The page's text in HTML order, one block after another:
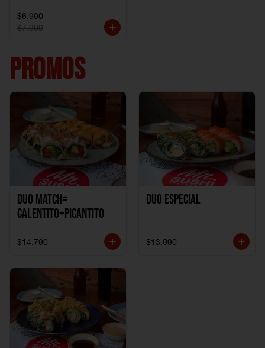
$6.990
$7.990
PROMOS
DUO MATCH=
CALENTITO+PICANTITO
$14.790
Duo especial
$13.990